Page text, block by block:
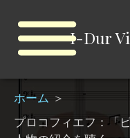
I-Dur
ホーム ＞
プロコフィエフ：「